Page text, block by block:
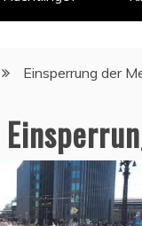
Einsperrung der